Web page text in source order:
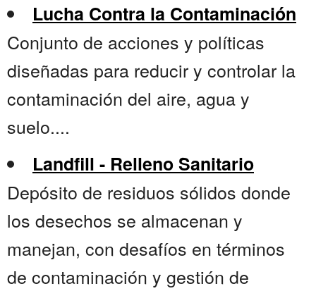
Lucha Contra la Contaminación
Conjunto de acciones y políticas
diseñadas para reducir y controlar la
contaminación del aire, agua y
suelo....
Landfill - Relleno Sanitario
Depósito de residuos sólidos donde
los desechos se almacenan y
manejan, con desafíos en términos
de contaminación y gestión de